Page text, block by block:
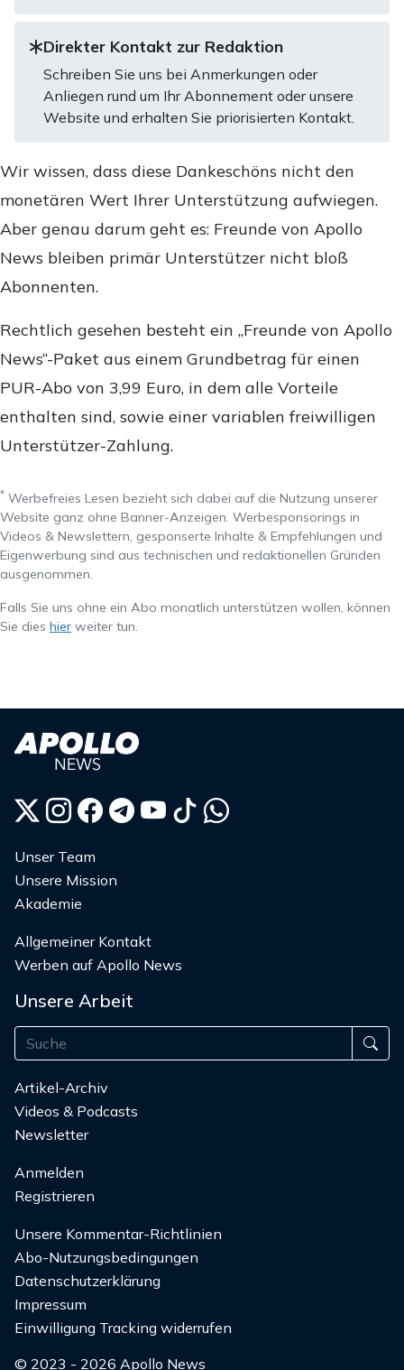
Direkter Kontakt zur Redaktion
Schreiben Sie uns bei Anmerkungen oder
Anliegen rund um Ihr Abonnement oder unsere
Website und erhalten Sie priorisierten Kontakt.
Wir wissen, dass diese Dankeschöns nicht den
monetären Wert Ihrer Unterstützung aufwiegen.
Aber genau darum geht es: Freunde von Apollo
News bleiben primär Unterstützer nicht bloß
Abonnenten.
Rechtlich gesehen besteht ein „Freunde von Apollo
News“-Paket aus einem Grundbetrag für einen
PUR-Abo von 3,99 Euro, in dem alle Vorteile
enthalten sind, sowie einer variablen freiwilligen
Unterstützer-Zahlung.
* Werbefreies Lesen bezieht sich dabei auf die Nutzung unserer
Website ganz ohne Banner-Anzeigen. Werbesponsorings in
Videos & Newslettern, gesponserte Inhalte & Empfehlungen und
Eigenwerbung sind aus technischen und redaktionellen Gründen
ausgenommen.
Falls Sie uns ohne ein Abo monatlich unterstützen wollen, können
Sie dies hier weiter tun.
Unser Team
Unsere Mission
Akademie
Allgemeiner Kontakt
Werben auf Apollo News
Unsere Arbeit
Artikel-Archiv
Videos & Podcasts
Newsletter
Anmelden
Registrieren
Unsere Kommentar-Richtlinien
Abo-Nutzungsbedingungen
Datenschutzerklärung
Impressum
Einwilligung Tracking widerrufen
© 2023 - 2026 Apollo News